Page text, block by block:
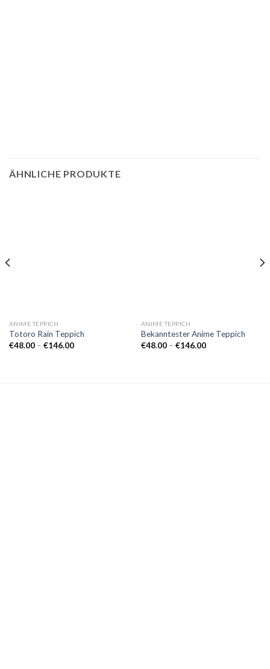
ÄHNLICHE PRODUKTE
ANIME TEPPICH
Totoro Rain Teppich
€48.00 – €146.00Preisspanne:
ANIME TEPPICH
Bekanntester Anime Teppich
€48.00 – €146.00Preisspanne: